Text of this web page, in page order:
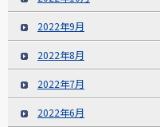
2022年9月
2022年8月
2022年7月
2022年6月